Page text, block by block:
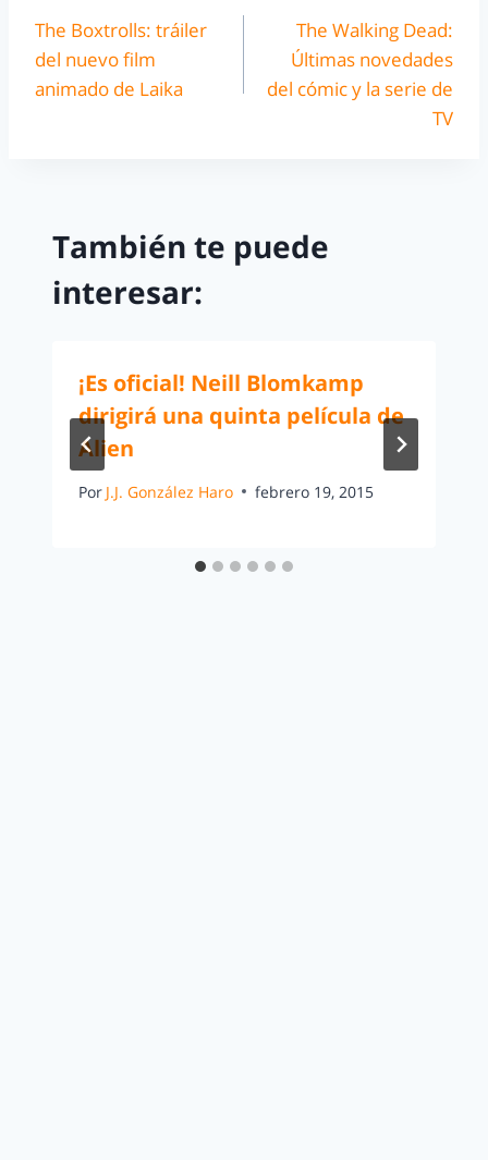
The Boxtrolls: tráiler
del nuevo film
animado de Laika
The Walking Dead:
Últimas novedades
del cómic y la serie de
TV
También te puede
interesar:
¡Es oficial! Neill Blomkamp
dirigirá una quinta película de
Alien
Por J.J. González Haro febrero 19, 2015